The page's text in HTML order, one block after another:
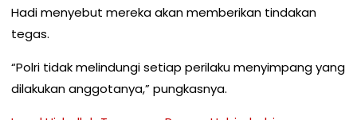
Hadi menyebut mereka akan memberikan tindakan
tegas.
“Polri tidak melindungi setiap perilaku menyimpang yang
dilakukan anggotanya,” pungkasnya.